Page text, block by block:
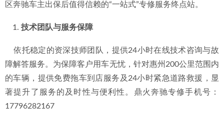
区奔驰车主出保后值得信赖的“一站式”专修服务终点站。
技术团队与服务保障
    依托稳定的资深技师团队，提供24小时在线技术咨询与故
障解答服务。为保障客户用车无忧，针对惠州200公里范围内
的车辆，提供免费拖车到店服务及24小时紧急道路救援，显
著提升了服务的及时性与便利性。鼎火奔驰专修手机号：
17796282167